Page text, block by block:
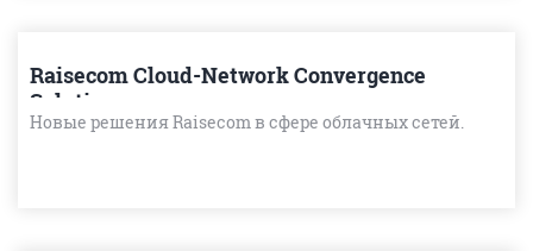
Raisecom Cloud-Network Convergence
Solution
Новые решения Raisecom в сфере облачных сетей.